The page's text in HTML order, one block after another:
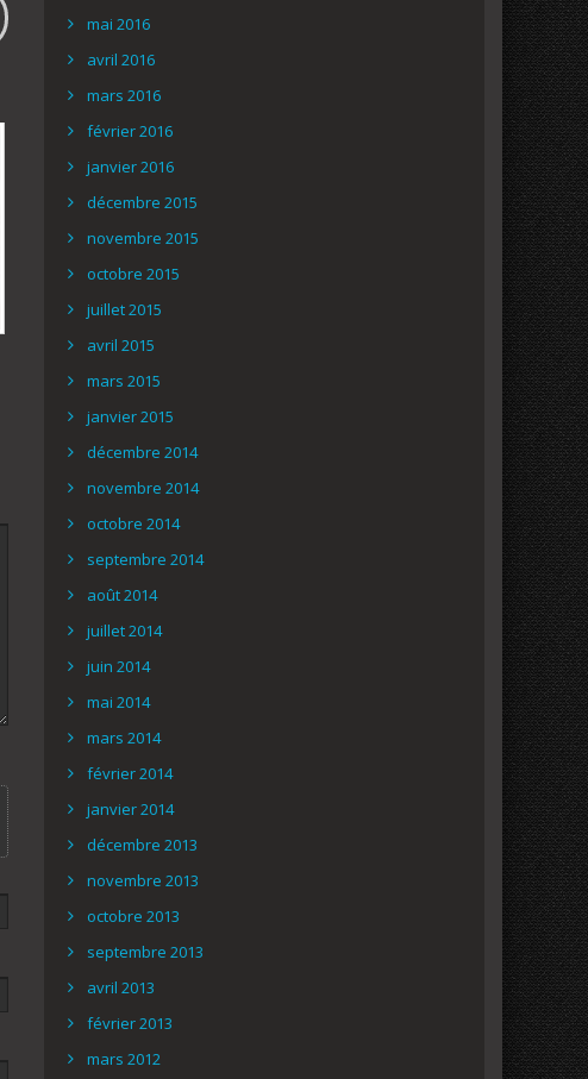
mai 2016
avril 2016
mars 2016
février 2016
janvier 2016
décembre 2015
novembre 2015
octobre 2015
juillet 2015
avril 2015
mars 2015
janvier 2015
décembre 2014
novembre 2014
octobre 2014
septembre 2014
août 2014
juillet 2014
juin 2014
mai 2014
mars 2014
février 2014
janvier 2014
décembre 2013
novembre 2013
octobre 2013
septembre 2013
avril 2013
février 2013
mars 2012